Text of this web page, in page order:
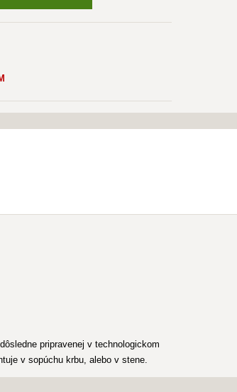
pripravenej v technologickom
v sopúchu krbu, alebo v stene.